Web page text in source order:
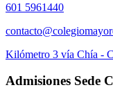
601 5961440
Kilómetro 3 vía Chía -
Admisiones Sede